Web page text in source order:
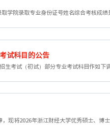
试科目的公告